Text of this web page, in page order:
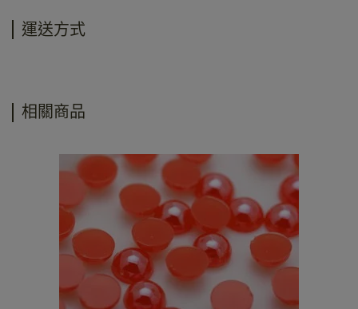
運送方式
相關商品